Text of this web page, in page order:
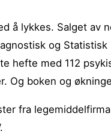
å lykkes. Salget av
og
hefte med 112
Og boken og
fra